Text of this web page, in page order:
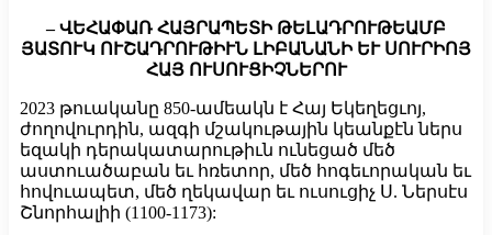
– ՎԵՀԱՓԱՌ ՀԱՅՐԱՊԵՏԻ ԹԵԼԱԴՐՈՒԹԵԱՄԲ
ՅԱՏՈՒԿ ՈՒՇԱԴՐՈՒԹԻՒՆ ԼԻԲԱՆԱՆԻ ԵՒ ՍՈՒՐԻՈՅ
ՀԱՅ ՈՒՍՈՒՑԻՉՆԵՐՈՒ
2023 թուականը 850-ամեակն է Հայ Եկեղեցւոյ,
ժողովուրդին, ազգի մշակութային կեանքէն ներս
եզակի դերակատարութիւն ունեցած մեծ
աստուածաբան եւ հռետոր, մեծ հոգեւորական եւ
հովուապետ, մեծ ղեկավար եւ ուսուցիչ Ս. Ներսէս
Շնորհալիի (1100-1173):